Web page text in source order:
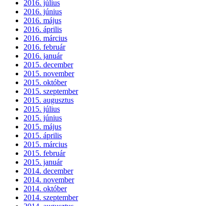
2016. július
2016. június
2016. május
2016. április
2016. március
2016. február
2016. január
2015. december
2015. november
2015. október
2015. szeptember
2015. augusztus
2015. július
2015. június
2015. május
2015. április
2015. március
2015. február
2015. január
2014. december
2014. november
2014. október
2014. szeptember